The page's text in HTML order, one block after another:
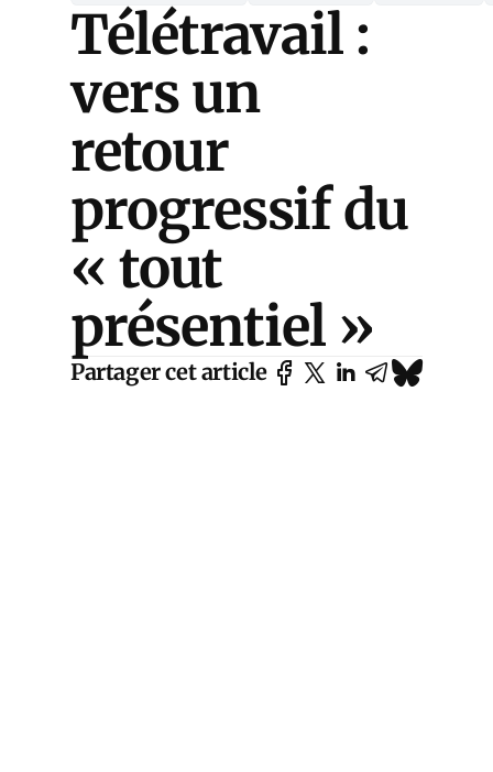
Télétravail :
vers un
retour
progressif du
« tout
présentiel »
Partager cet article